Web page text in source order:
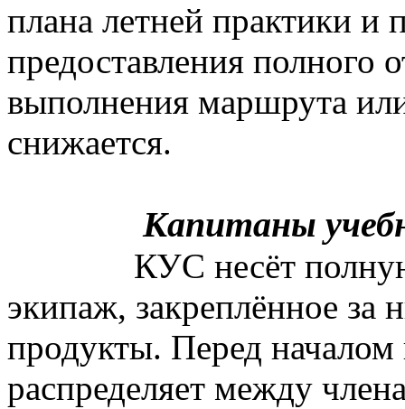
плана летней практики и
предоставления полного
выполнения маршрута
снижается.
Капитаны
КУС несёт
экипаж, закреплённое
продукты. Перед
распределяет между